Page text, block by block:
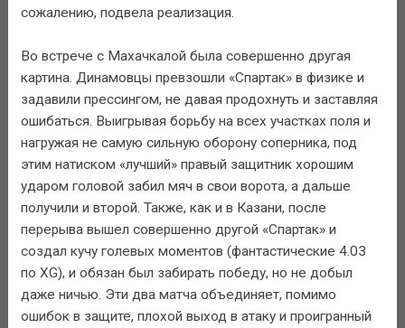
сожалению, подвела реализация.
Во встрече с Махачкалой была совершенно другая
картина. Динамовцы превзошли «Спартак» в физике и
задавили прессингом, не давая продохнуть и заставляя
ошибаться. Выигрывая борьбу на всех участках поля и
нагружая не самую сильную оборону соперника, под
этим натиском «лучший» правый защитник хорошим
ударом головой забил мяч в свои ворота, а дальше
получили и второй. Также, как и в Казани, после
перерыва вышел совершенно другой «Спартак» и
создал кучу голевых моментов (фантастические 4.03
по XG), и обязан был забирать победу, но не добыл
даже ничью. Эти два матча объединяет, помимо
ошибок в защите, плохой выход в атаку и проигранный